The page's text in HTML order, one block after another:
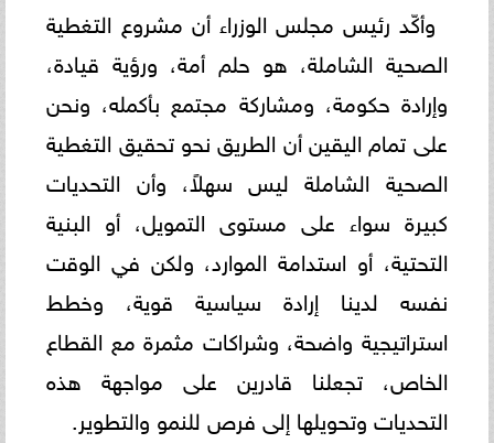
وأكّد رئيس مجلس الوزراء أن مشروع التغطية
الصحية الشاملة، هو حلم أمة، ورؤية قيادة،
وإرادة حكومة، ومشاركة مجتمع بأكمله، ونحن
على تمام اليقين أن الطريق نحو تحقيق التغطية
الصحية الشاملة ليس سهلاً، وأن التحديات
كبيرة سواء على مستوى التمويل، أو البنية
التحتية، أو استدامة الموارد، ولكن في الوقت
نفسه لدينا إرادة سياسية قوية، وخطط
استراتيجية واضحة، وشراكات مثمرة مع القطاع
الخاص، تجعلنا قادرين على مواجهة هذه
التحديات وتحويلها إلى فرص للنمو والتطوير.